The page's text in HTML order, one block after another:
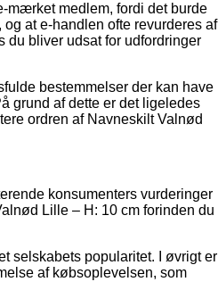
mærket medlem, fordi det burde
at e-handlen ofte revurderes af
du bliver udsat for udfordringer
bestemmelser der kan have
grund af dette er det ligeledes
ordren af Navneskilt Valnød
konsumenters vurderinger
Lille – H: 10 cm forinden du
selskabets popularitet. I øvrigt er
af købsoplevelsen, som